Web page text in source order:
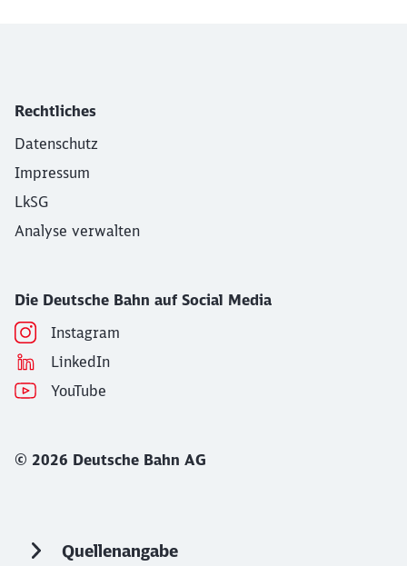
Rechtliches
Datenschutz
Impressum
LkSG
Analyse verwalten
Die Deutsche Bahn auf Social Media
Instagram
LinkedIn
YouTube
© 2026 Deutsche Bahn AG
Quellenangabe